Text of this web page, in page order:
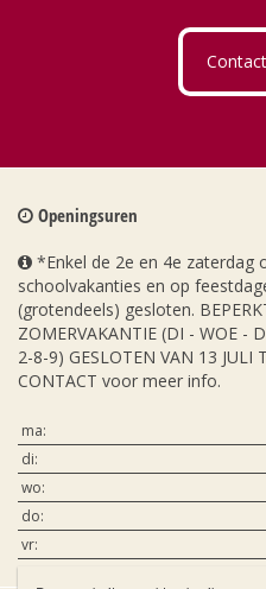
Openingsuren
*Enkel de 2e en 4e zaterdag
schoolvakanties en op
(grotendeels) gesloten.
ZOMERVAKANTIE (DI - WOE -
2-8-9) GESLOTEN VAN 13 JULI
CONTACT voor meer info.
ma:
di:
wo:
do:
vr: